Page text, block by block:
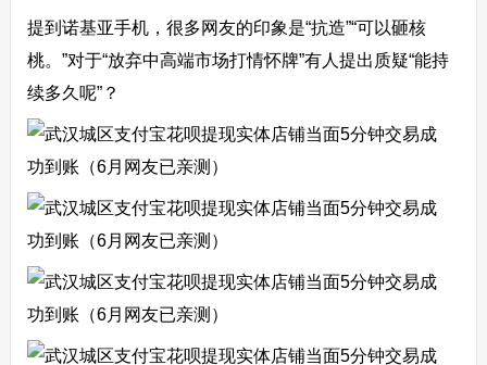
提到诺基亚手机，很多网友的印象是“抗造”“可以砸核
桃。”对于“放弃中高端市场打情怀牌”有人提出质疑“能持
续多久呢”？